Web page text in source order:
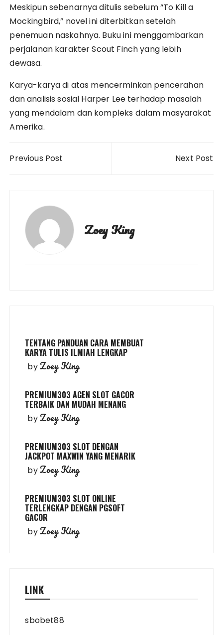
Meskipun sebenarnya ditulis sebelum “To Kill a
Mockingbird,” novel ini diterbitkan setelah
penemuan naskahnya. Buku ini menggambarkan
perjalanan karakter Scout Finch yang lebih
dewasa.
Karya-karya di atas mencerminkan pencerahan
dan analisis sosial Harper Lee terhadap masalah
yang mendalam dan kompleks dalam masyarakat
Amerika.
navigation
Previous Post Next Post
Zoey King
TENTANG PANDUAN CARA MEMBUAT
KARYA TULIS ILMIAH LENGKAP
byZoey King
PREMIUM303 AGEN SLOT GACOR
TERBAIK DAN MUDAH MENANG
byZoey King
PREMIUM303 SLOT DENGAN
JACKPOT MAXWIN YANG MENARIK
byZoey King
PREMIUM303 SLOT ONLINE
TERLENGKAP DENGAN PGSOFT
GACOR
byZoey King
LINK
sbobet88